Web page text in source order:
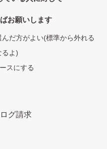
お願いします
だ方がよい(標準から外れる
るよ)
スにする